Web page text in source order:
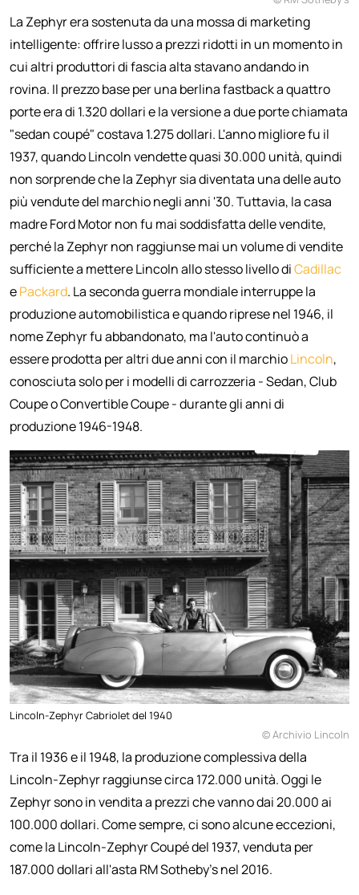
La Zephyr era sostenuta da una mossa di marketing
intelligente: offrire lusso a prezzi ridotti in un momento in
cui altri produttori di fascia alta stavano andando in
rovina. Il prezzo base per una berlina fastback a quattro
porte era di 1.320 dollari e la versione a due porte chiamata
"sedan coupé" costava 1.275 dollari. L'anno migliore fu il
1937, quando Lincoln vendette quasi 30.000 unità, quindi
non sorprende che la Zephyr sia diventata una delle auto
più vendute del marchio negli anni '30. Tuttavia, la casa
madre Ford Motor non fu mai soddisfatta delle vendite,
perché la Zephyr non raggiunse mai un volume di vendite
sufficiente a mettere Lincoln allo stesso livello diCadillac
ePackard. La seconda guerra mondiale interruppe la
produzione automobilistica e quando riprese nel 1946, il
nome Zephyr fu abbandonato, ma l'auto continuò a
essere prodotta per altri due anni con il marchioLincoln,
conosciuta solo per i modelli di carrozzeria - Sedan, Club
Coupe o Convertible Coupe - durante gli anni di
produzione 1946-1948.
Lincoln-Zephyr Cabriolet del 1940
© Archivio Lincoln
Tra il 1936 e il 1948, la produzione complessiva della
Lincoln-Zephyr raggiunse circa 172.000 unità. Oggi le
Zephyr sono in vendita a prezzi che vanno dai 20.000 ai
100.000 dollari. Come sempre, ci sono alcune eccezioni,
come la Lincoln-Zephyr Coupé del 1937, venduta per
187.000 dollari all'asta RM Sotheby's nel 2016.